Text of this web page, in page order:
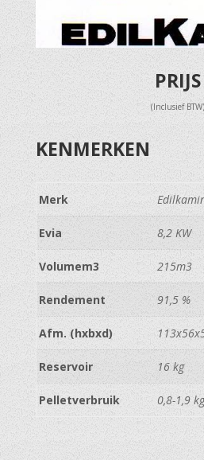
PRIJS
(Inclusief BTW)
KENMERKEN
Merk
Evia 8,2 KW
Volumem3 215m3
Rendement 91,5 %
Afm. (hxbxd)
Reservoir 16 kg
Pelletverbruik 0,8-1,9